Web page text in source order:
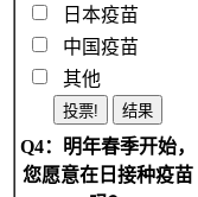
日本疫苗
中国疫苗
其他
Q4：明年春季开始，
您愿意在日接种疫苗